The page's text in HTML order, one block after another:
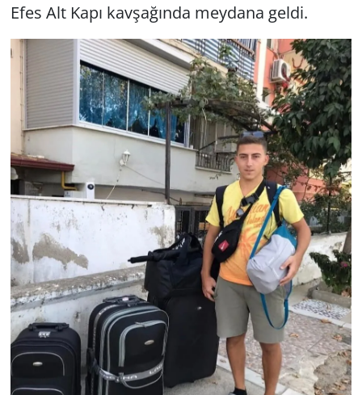
Efes Alt Kapı kavşağında meydana geldi.